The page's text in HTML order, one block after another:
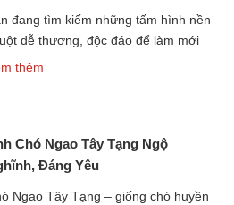
đang tìm kiếm những tấm hình nền
dễ thương, độc đáo để làm mới
diện điện thoại hay máy tính? Bộ
lượng cao với đủ mọi phong […]
thêm
Chó Ngao Tây Tạng Ngộ
Đáng Yêu
Ngao Tây Tạng – giống chó huyền